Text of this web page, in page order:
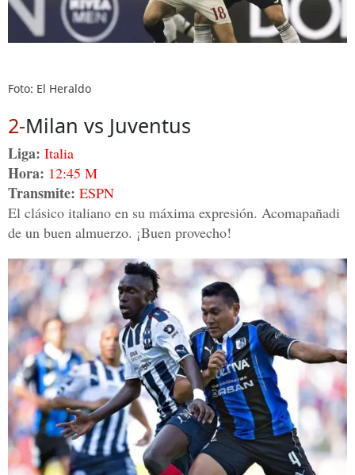
Foto: El Heraldo
2-Milan vs Juventus
Liga: Italia
Hora: 12:45 M
Transmite: ESPN
El clásico italiano en su máxima expresión. Acomapañadi
de un buen almuerzo. ¡Buen provecho!